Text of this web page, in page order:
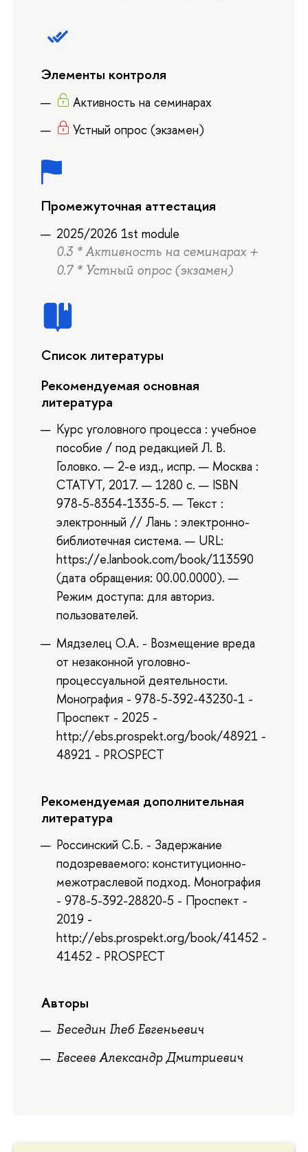
Элементы контроля
Активность на семинарах
Устный опрос (экзамен)
Промежуточная аттестация
2025/2026 1st module
0.3 * Активность на семинарах +
0.7 * Устный опрос (экзамен)
Список литературы
Рекомендуемая основная
литература
Курс уголовного процесса : учебное
пособие / под редакцией Л. В.
Головко. — 2-е изд., испр. — Москва :
СТАТУТ, 2017. — 1280 с. — ISBN
978-5-8354-1335-5. — Текст :
электронный // Лань : электронно-
библиотечная система. — URL:
https://e.lanbook.com/book/113590
(дата обращения: 00.00.0000). —
Режим доступа: для авториз.
пользователей.
Мядзелец О.А. - Возмещение вреда
от незаконной уголовно-
процессуальной деятельности.
Монография - 978-5-392-43230-1 -
Проспект - 2025 -
http://ebs.prospekt.org/book/48921 -
48921 - PROSPECT
Рекомендуемая дополнительная
литература
Россинский С.Б. - Задержание
подозреваемого: конституционно-
межотраслевой подход. Монография
- 978-5-392-28820-5 - Проспект -
2019 -
http://ebs.prospekt.org/book/41452 -
41452 - PROSPECT
Авторы
Беседин Глеб Евгеньевич
Евсеев Александр Дмитриевич